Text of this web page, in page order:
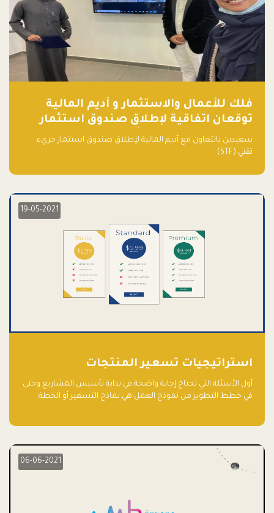
فلك للأعمال والاستثمار و أديم المالية
توقعان اتفاقية لإطلاق صندوق استثمار
جريء تقني (STF) - مشغل من قبل فـلك
سعيدين بالتعاون مع أديم المالية لإطلاق صندوق استثمار جريء
تقني (STF)
19-05-2021
استراتيجيات تسعير المنتجات
أول الأسئلة التي تحتاج إجابة واضحة في بداية تأسيس المشاريع وحتى
في خطط التطوير من نموذج العمل هي نماذج التسعير أو الخطة
06-06-2021